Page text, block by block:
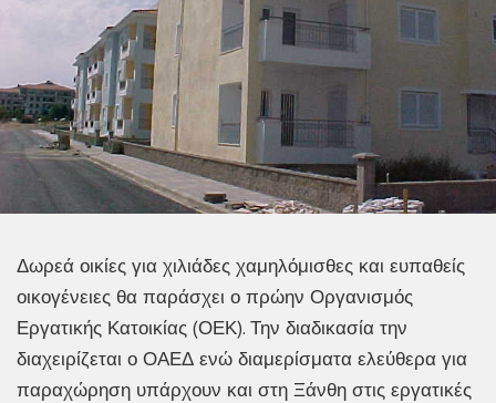
Δωρεά οικίες για χιλιάδες χαμηλόμισθες και ευπαθείς
οικογένειες θα παράσχει ο πρώην Οργανισμός
Εργατικής Κατοικίας (ΟΕΚ). Την διαδικασία την
διαχειρίζεται ο ΟΑΕΔ ενώ διαμερίσματα ελεύθερα για
παραχώρηση υπάρχουν και στη Ξάνθη στις εργατικές